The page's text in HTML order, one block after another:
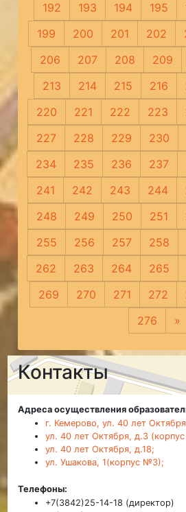
192
193 194 195
199
200 201 202
206
207 208 209
213
214 215 216
220
221 222 223
227
228 229 230
234
235 236 237
241
242 243 244
248
249 250 251
255
256 257 258
262
263 264 265
269
270 271 272
276
»
Контакты
Адреса осуществления
г. Кемерово, ул. 40 лет
ул. 40 лет Октября, д.3
ул. 40 лет Октября, д.18;
ул. Ушакова, 1(корпус №3);
Телефоны:
+7(3842)25-14-18 (директор)